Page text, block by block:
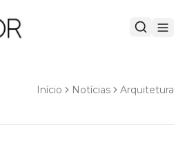
Início Notícias Arquitetura